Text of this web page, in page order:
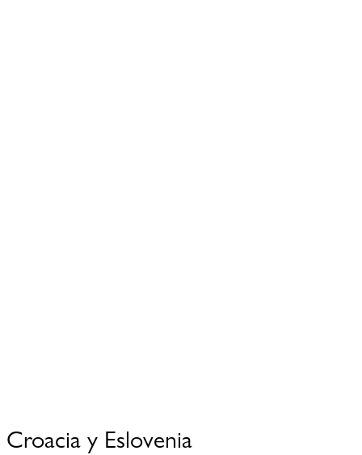
Croacia y Eslovenia